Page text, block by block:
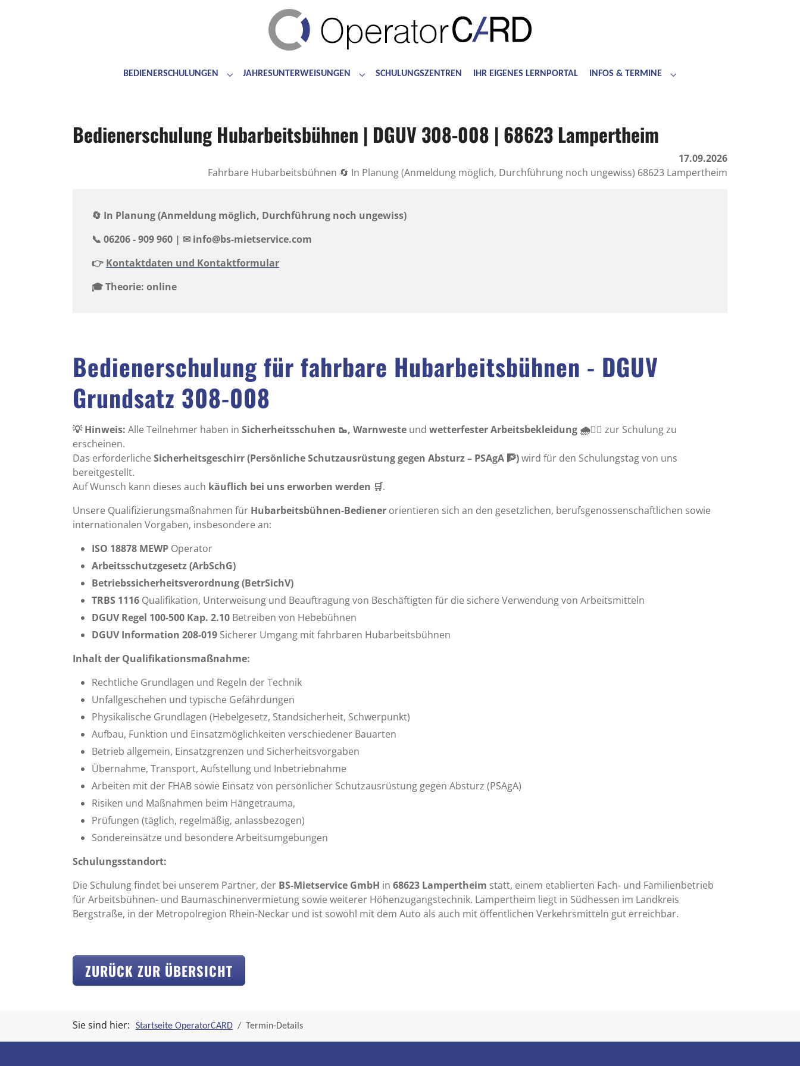
BEDIENERSCHULUNGEN
Submenu for "Bedienerschulungen"
JAHRESUNTERWEISUNGEN
Submenu for "Jahresunterweisungen"
SCHULUNGSZENTREN IHR EIGENES LERNPORTAL INFOS & TERMINE
Submenu for "Infos & Termine"
Bedienerschulung Hubarbeitsbühnen | DGUV 308-008 | 68623 Lampertheim
17.09.2026
Fahrbare Hubarbeitsbühnen 🔄 In Planung (Anmeldung möglich, Durchführung noch ungewiss) 68623 Lampertheim
🔄 In Planung (Anmeldung möglich, Durchführung noch ungewiss)
📞 06206 - 909 960 | ✉ ️info@bs-mietservice.com
👉 Kontaktdaten und Kontaktformular
🎓 Theorie: online
Bedienerschulung für fahrbare Hubarbeitsbühnen - DGUV
Grundsatz 308-008
💡 Hinweis: Alle Teilnehmer haben in Sicherheitsschuhen 🥾, Warnweste und wetterfester Arbeitsbekleidung 🌧️👷‍♂️ zur Schulung zu
erscheinen.
Das erforderliche Sicherheitsgeschirr (Persönliche Schutzausrüstung gegen Absturz – PSAgA 🧗)wird für den Schulungstag von uns
bereitgestellt.
Auf Wunsch kann dieses auch käuflich bei uns erworben werden 🛒.
Unsere Qualifizierungsmaßnahmen für Hubarbeitsbühnen-Bediener orientieren sich an den gesetzlichen, berufsgenossenschaftlichen sowie
internationalen Vorgaben, insbesondere an:
ISO 18878 MEWP Operator
Arbeitsschutzgesetz (ArbSchG)
Betriebssicherheitsverordnung (BetrSichV)
TRBS 1116 Qualifikation, Unterweisung und Beauftragung von Beschäftigten für die sichere Verwendung von Arbeitsmitteln
DGUV Regel 100-500 Kap. 2.10 Betreiben von Hebebühnen
DGUV Information 208-019 Sicherer Umgang mit fahrbaren Hubarbeitsbühnen
Inhalt der Qualifikationsmaßnahme:
Rechtliche Grundlagen und Regeln der Technik
Unfallgeschehen und typische Gefährdungen
Physikalische Grundlagen (Hebelgesetz, Standsicherheit, Schwerpunkt)
Aufbau, Funktion und Einsatzmöglichkeiten verschiedener Bauarten
Betrieb allgemein, Einsatzgrenzen und Sicherheitsvorgaben
Übernahme, Transport, Aufstellung und Inbetriebnahme
Arbeiten mit der FHAB sowie Einsatz von persönlicher Schutzausrüstung gegen Absturz (PSAgA)
Risiken und Maßnahmen beim Hängetrauma,
Prüfungen (täglich, regelmäßig, anlassbezogen)
Sondereinsätze und besondere Arbeitsumgebungen
Schulungsstandort:
Die Schulung findet bei unserem Partner, der BS-Mietservice GmbH in 68623 Lampertheim statt, einem etablierten Fach- und Familienbetrieb
für Arbeitsbühnen- und Baumaschinenvermietung sowie weiterer Höhenzugangstechnik. Lampertheim liegt in Südhessen im Landkreis
Bergstraße, in der Metropolregion Rhein-Neckar und ist sowohl mit dem Auto als auch mit öffentlichen Verkehrsmitteln gut erreichbar.
ZURÜCK ZUR ÜBERSICHT
Sie sind hier: Startseite OperatorCARD Termin-Details